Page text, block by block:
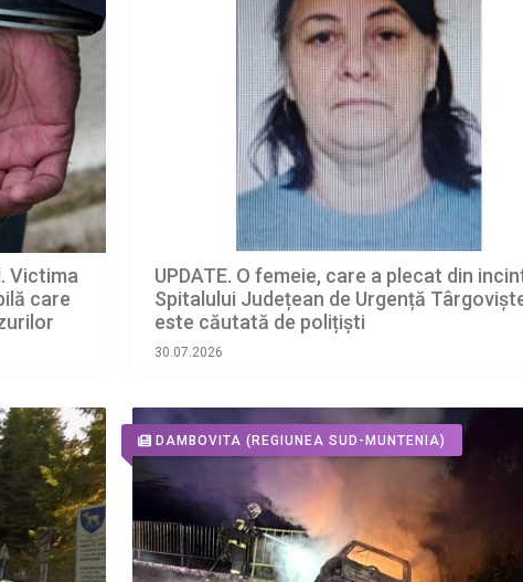
Victima
care
UPDATE. O femeie, care a plecat din
Spitalului Județean de Urgență
este căutată de polițiști
30.07.2026
DAMBOVITA (REGIUNEA SUD-MUNTENIA)